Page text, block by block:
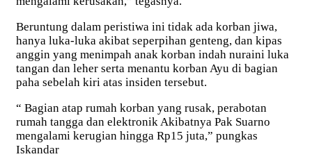
Beruntung dalam peristiwa ini tidak ada korban jiwa,
hanya luka-luka akibat seperpihan genteng, dan kipas
anggin yang menimpah anak korban indah nuraini luka
tangan dan leher serta menantu korban Ayu di bagian
paha sebelah kiri atas insiden tersebut.
“ Bagian atap rumah korban yang rusak, perabotan
rumah tangga dan elektronik Akibatnya Pak Suarno
mengalami kerugian hingga Rp15 juta,” pungkas
Iskandar